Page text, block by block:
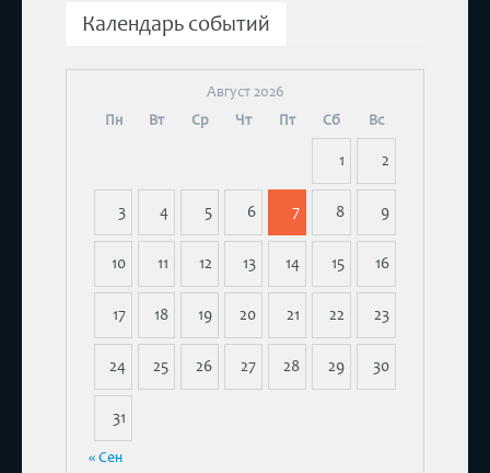
Календарь событий
Август 2026
Пн
Вт Ср Чт Пт Сб Вс
1 2
3 4 5 6 7 8 9
10 11 12 13 14 15 16
17 18 19 20 21 22 23
24 25 26 27 28 29 30
31
« Сен